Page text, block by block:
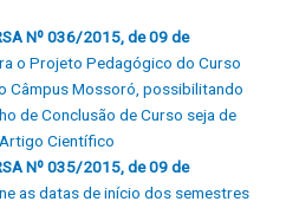
Nº 036/2015, de 09 de
o Projeto Pedagógico do Curso
Câmpus Mossoró, possibilitando
de Conclusão de Curso seja de
Científico
Nº 035/2015, de 09 de
as datas de início dos semestres